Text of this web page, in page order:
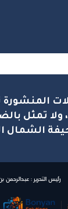
تمثل
الشمال
رئيس التحرير :